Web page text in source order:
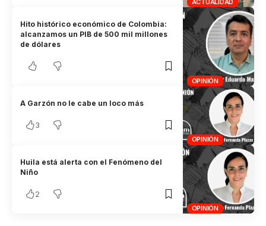
OPINIÓN
Hito histórico económico de Colombia:
alcanzamos un PIB de 500 mil millones
de dólares
OPINIÓN
A Garzón no le cabe un loco más
3
OPINIÓN
Huila está alerta con el Fenómeno del
Niño
2